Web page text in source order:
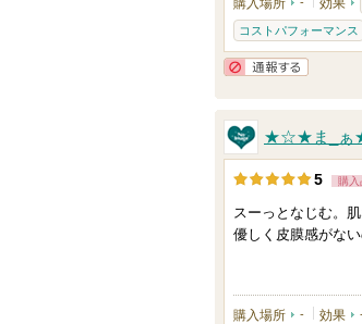
コストパフォーマンス
★☆★ま_
5 購入
スーっとなじむ。
優しく皮膜感がな
購入場所 - 効果